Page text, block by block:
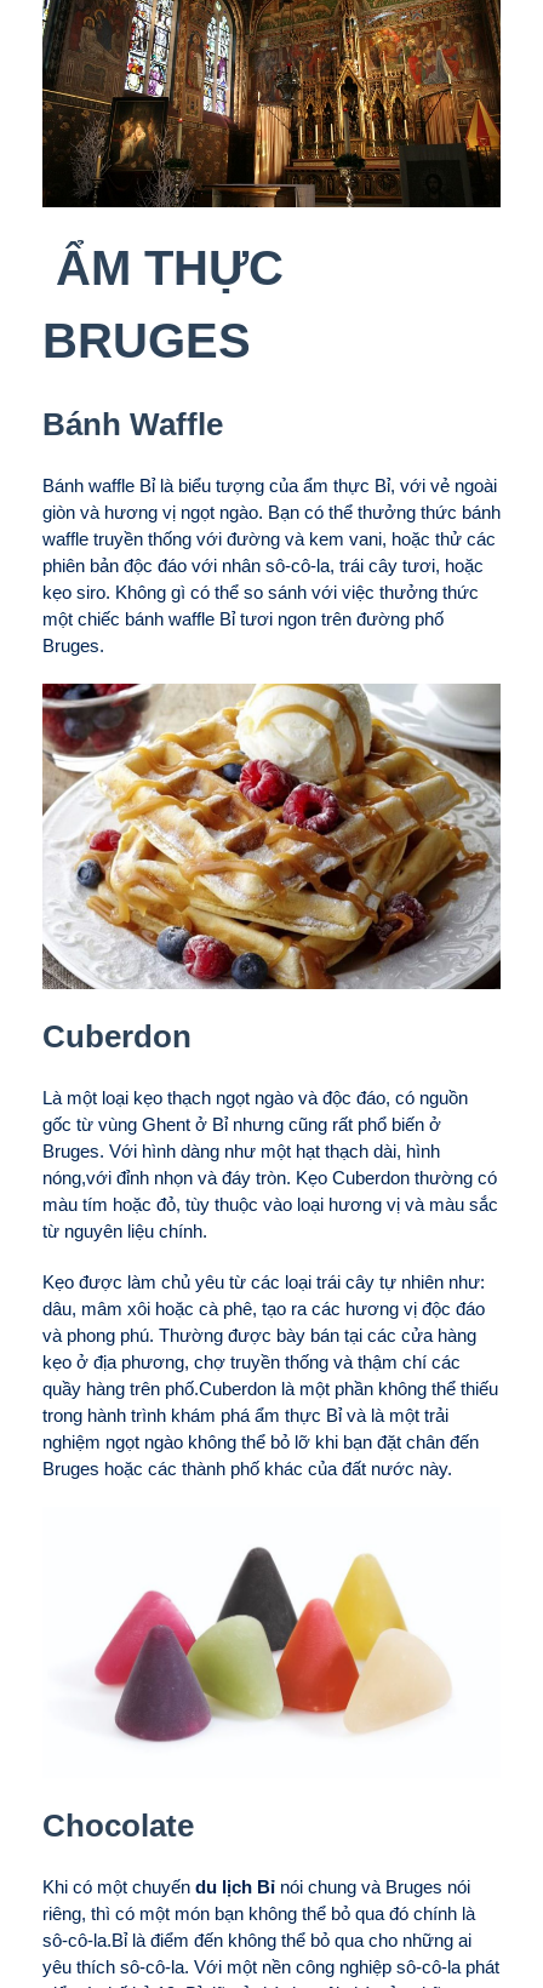
ẨM THỰC
BRUGES
Bánh Waffle
Bánh waffle Bỉ là biểu tượng của ẩm thực Bỉ, với vẻ ngoài
giòn và hương vị ngọt ngào. Bạn có thể thưởng thức bánh
waffle truyền thống với đường và kem vani, hoặc thử các
phiên bản độc đáo với nhân sô-cô-la, trái cây tươi, hoặc
kẹo siro. Không gì có thể so sánh với việc thưởng thức
một chiếc bánh waffle Bỉ tươi ngon trên đường phố
Bruges.
Cuberdon
Là một loại kẹo thạch ngọt ngào và độc đáo, có nguồn
gốc từ vùng Ghent ở Bỉ nhưng cũng rất phổ biến ở
Bruges. Với hình dàng như một hạt thạch dài, hình
nóng,với đỉnh nhọn và đáy tròn. Kẹo Cuberdon thường có
màu tím hoặc đỏ, tùy thuộc vào loại hương vị và màu sắc
từ nguyên liệu chính.
Kẹo được làm chủ yêu từ các loại trái cây tự nhiên như:
dâu, mâm xôi hoặc cà phê, tạo ra các hương vị độc đáo
và phong phú. Thường được bày bán tại các cửa hàng
kẹo ở địa phương, chợ truyền thống và thậm chí các
quầy hàng trên phố.Cuberdon là một phần không thể thiếu
trong hành trình khám phá ẩm thực Bỉ và là một trải
nghiệm ngọt ngào không thể bỏ lỡ khi bạn đặt chân đến
Bruges hoặc các thành phố khác của đất nước này.
Chocolate
Khi có một chuyến du lịch Bỉ nói chung và Bruges nói
riêng, thì có một món bạn không thể bỏ qua đó chính là
sô-cô-la.Bỉ là điểm đến không thể bỏ qua cho những ai
yêu thích sô-cô-la. Với một nền công nghiệp sô-cô-la phát